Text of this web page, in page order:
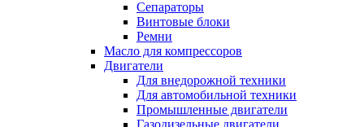
Сепараторы
Винтовые блоки
Ремни
Масло для компрессоров
Двигатели
Для внедорожной техники
Для автомобильной техники
Промышленные двигатели
Газодизельные двигатели